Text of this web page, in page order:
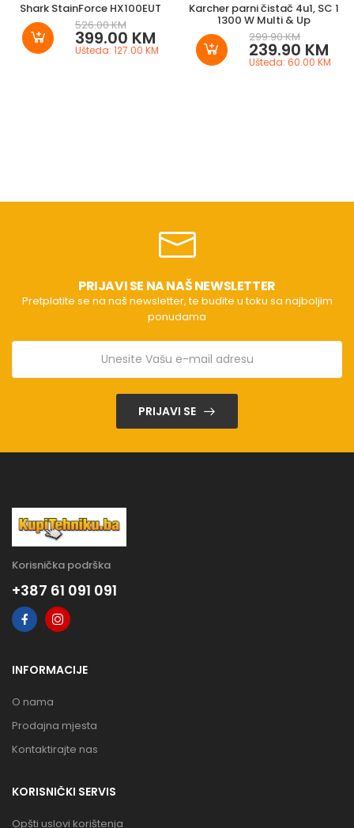
Shark StainForce HX100EUT
526.00 KM
399.00 KM
Ušteda: 127.00 KM
Karcher parni čistač 4u1, SC 1
1300 W Multi & Up
299.90 KM
239.90 KM
Ušteda: 60.00 KM
PRIJAVI SE NA NAŠ NEWSLETTER
Pretplatite se na naš newsletter, te budite u toku sa najboljim
ponudama
PRIJAVI SE
Korisnička podrška
+387 61 091 091
INFORMACIJE
O nama
Prodajna mjesta
Kontaktirajte nas
KORISNIČKI SERVIS
Opšti uslovi korištenja